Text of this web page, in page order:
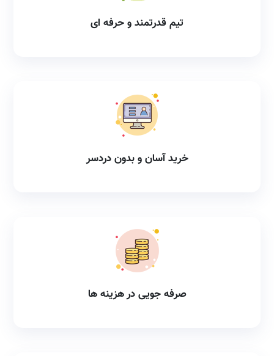
تیم قدرتمند و حرفه ای
خرید آسان و بدون دردسر
صرفه جویی در هزینه ها